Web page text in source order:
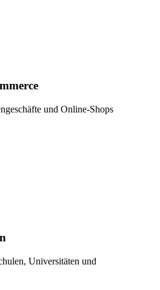
und Online-Shops
Universitäten und